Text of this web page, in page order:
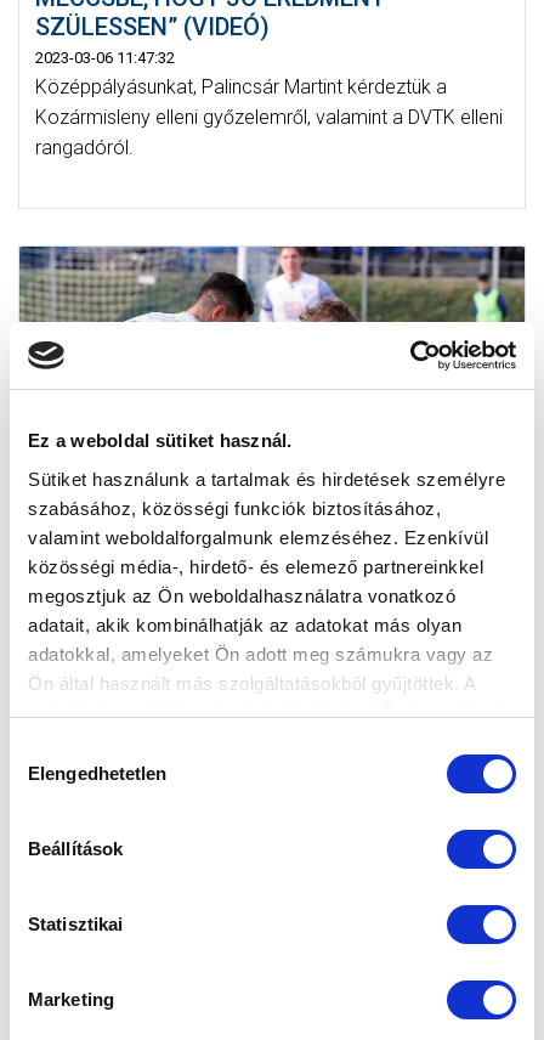
Ez a weboldal sütiket használ.
Sütiket használunk a tartalmak és hirdetések személyre
szabásához, közösségi funkciók biztosításához,
valamint weboldalforgalmunk elemzéséhez. Ezenkívül
közösségi média-, hirdető- és elemező partnereinkkel
megosztjuk az Ön weboldalhasználatra vonatkozó
adatait, akik kombinálhatják az adatokat más olyan
adatokkal, amelyeket Ön adott meg számukra vagy az
Ön által használt más szolgáltatásokból gyűjtöttek. A
weboldalon való böngészés folytatásával Ön hozzájárul a
kiválasztása
Elengedhetetlen
Beállítások
Statisztikai
Marketing
SZÜLESSEN” (VIDEÓ)
2023-03-06 11:47:32
Középpályásunkat, Palincsár Martint kérdeztük a
Kozármisleny elleni győzelemről, valamint a DVTK elleni
rangadóról.
KÉPGALÉRIA: HR-RENT KOZÁRMISLENY -
MTK BUDAPEST 0-3
2023-03-06 09:07:42
Képekben a Kozármisleny elleni siker.